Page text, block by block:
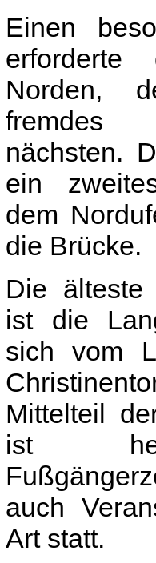
Einen
Norden,
nächsten.
ein
dem
die Brücke.
Die älteste
ist die
sich vom
Mittelteil
ist
auch
Art statt.